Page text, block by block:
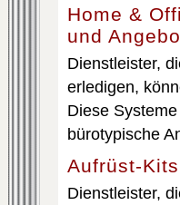
Home &
und
Dienstleister,
erledigen,
Diese
bürotypische
Aufrüst-
Dienstleister,